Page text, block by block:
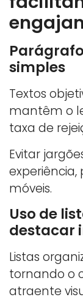
simples
Textos
mantêm o
taxa de
Evitar
móveis.
Uso de
destacar
Listas
tornando o
atraente